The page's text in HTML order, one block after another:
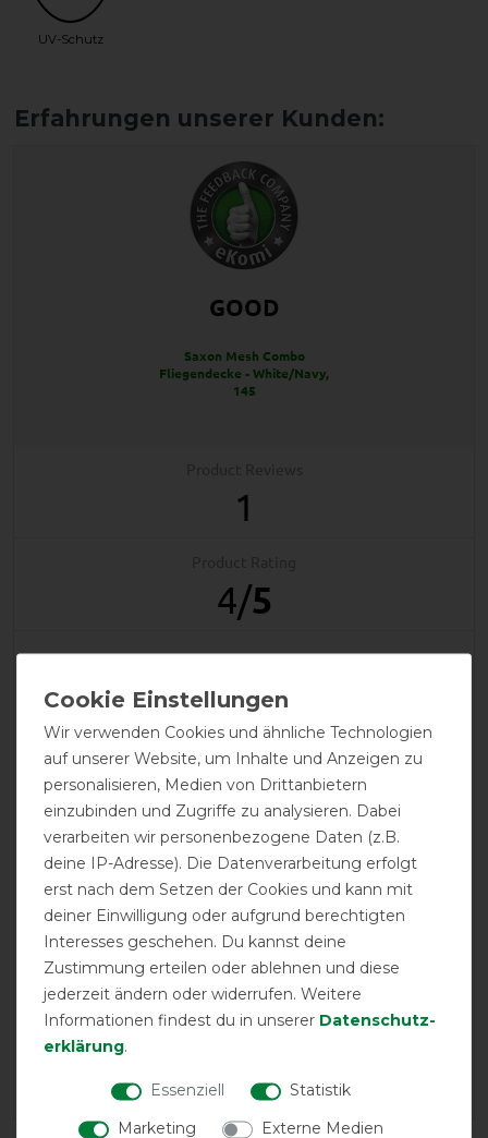
UV-Schutz
GOOD
Saxon Mesh Combo
Fliegendecke - White/Navy,
145
1
4/5
Positive
100%
Neutral
0%
Negative
0%
LATEST REVIEWS
25.06.2025
Das Halsteil ist bei meinen beiden Pferden mit normal
langem Hals und kürzerem Hals gut passend. Die obere
angesetzten Hals eventuell beim grasen etwas
unbequem werden. Die Decke an sich passt sehr gut.
Wir verwenden Cookies und ähnliche Technologien
auf unserer Website, um Inhalte und Anzeigen zu
personalisieren, Medien von Drittanbietern
einzubinden und Zugriffe zu analysieren. Dabei
verarbeiten wir personenbezogene Daten (z.B.
deine IP-Adresse). Die Datenverarbeitung erfolgt
erst nach dem Setzen der Cookies und kann mit
deiner Einwilligung oder aufgrund berechtigten
Interesses geschehen. Du kannst deine
Zustimmung erteilen oder ablehnen und diese
jederzeit ändern oder widerrufen. Weitere
Informationen findest du in unserer Daten­schutz­
erklärung.
Essenziell
Statistik
Marketing
Externe Medien